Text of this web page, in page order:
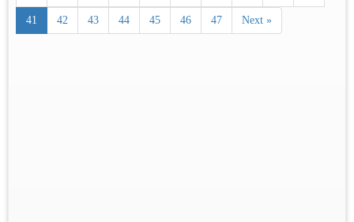
41 42 43 44 45 46 47 Next »